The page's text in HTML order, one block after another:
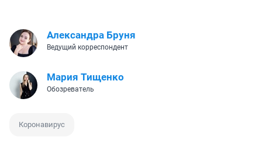
Александра Бруня
Ведущий корреспондент
Мария Тищенко
Обозреватель
Коронавирус